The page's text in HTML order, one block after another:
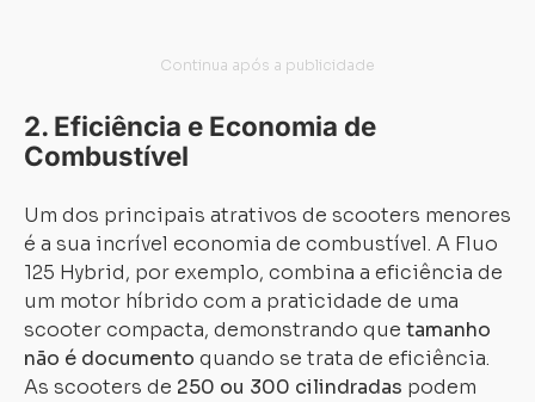
2. Eficiência e Economia de
Combustível
Um dos principais atrativos de scooters menores
é a sua incrível economia de combustível. A Fluo
125 Hybrid, por exemplo, combina a eficiência de
um motor híbrido com a praticidade de uma
scooter compacta, demonstrando que tamanho
não é documento quando se trata de eficiência.
As scooters de 250 ou 300 cilindradas podem